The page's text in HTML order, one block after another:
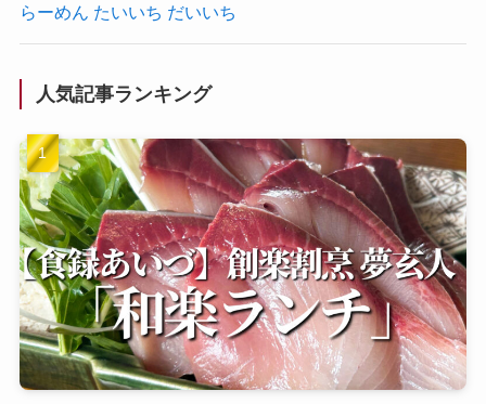
らーめん たいいち だいいち
人気記事ランキング